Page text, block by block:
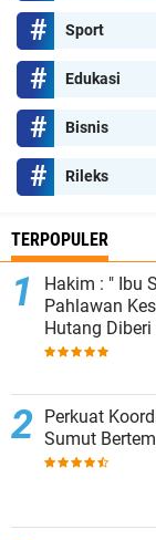
Sport
Edukasi
Bisnis
Rileks
TERPOPULER
Hakim : " Ibu
Pahlawan
Hutang
Perkuat
Sumut